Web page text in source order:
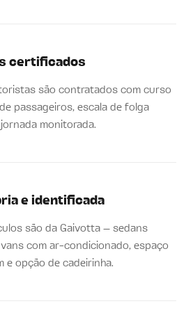
certificados
são contratados com curso
passageiros, escala de folga
monitorada.
e identificada
são da Gaivotta — sedans
com ar-condicionado, espaço
e opção de cadeirinha.